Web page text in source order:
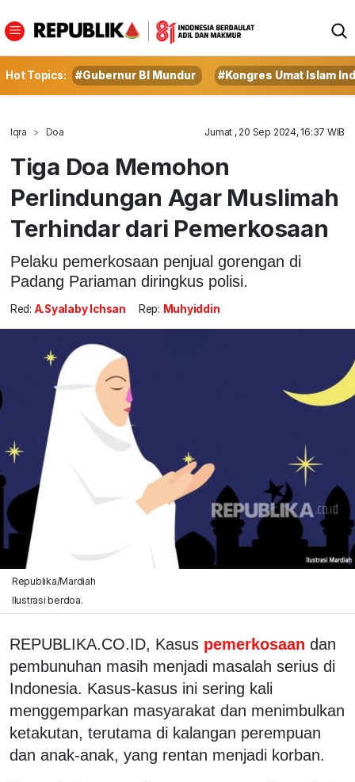
Hot Topics: #Gubernur BI Mundur #Kongres Umat Islam
Iqra Doa Jumat , 20 Sep 2024, 16:37 WIB
Tiga Doa Memohon
Perlindungan Agar Muslimah
Terhindar dari Pemerkosaan
Pelaku pemerkosaan penjual gorengan di
Padang Pariaman diringkus polisi.
Red: A.Syalaby Ichsan Rep: Muhyiddin
Republika/Mardiah
Ilustrasi berdoa.
REPUBLIKA.CO.ID, Kasus pemerkosaan dan
pembunuhan masih menjadi masalah serius di
Indonesia. Kasus-kasus ini sering kali
menggemparkan masyarakat dan menimbulkan
ketakutan, terutama di kalangan perempuan
dan anak-anak, yang rentan menjadi korban.